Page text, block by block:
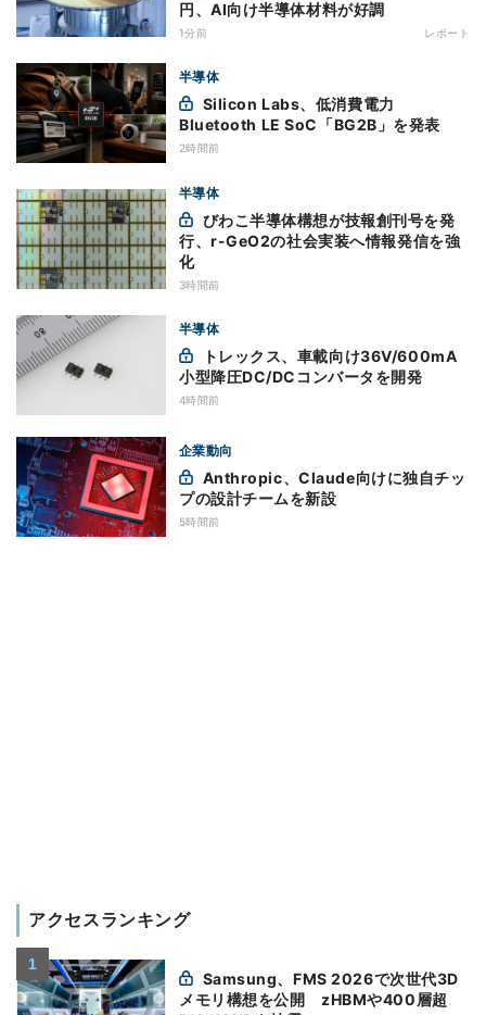
円、AI向け半導体材料が好調
1分前 レポート
半導体
Bluetooth LE SoC「BG2B」を発表
2時間前
半導体
行、r-GeO2の社会実装へ情報発信を強
化
3時間前
半導体
小型降圧DC/DCコンバータを開発
4時間前
企業動向
プの設計チームを新設
5時間前
アクセスランキング
メモリ構想を公開 zHBMや400層超